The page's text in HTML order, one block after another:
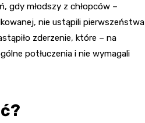
gdy młodszy z chłopców –
nie ustąpili pierwszeństwa
zderzenie, które – na
potłuczenia i nie wymagali